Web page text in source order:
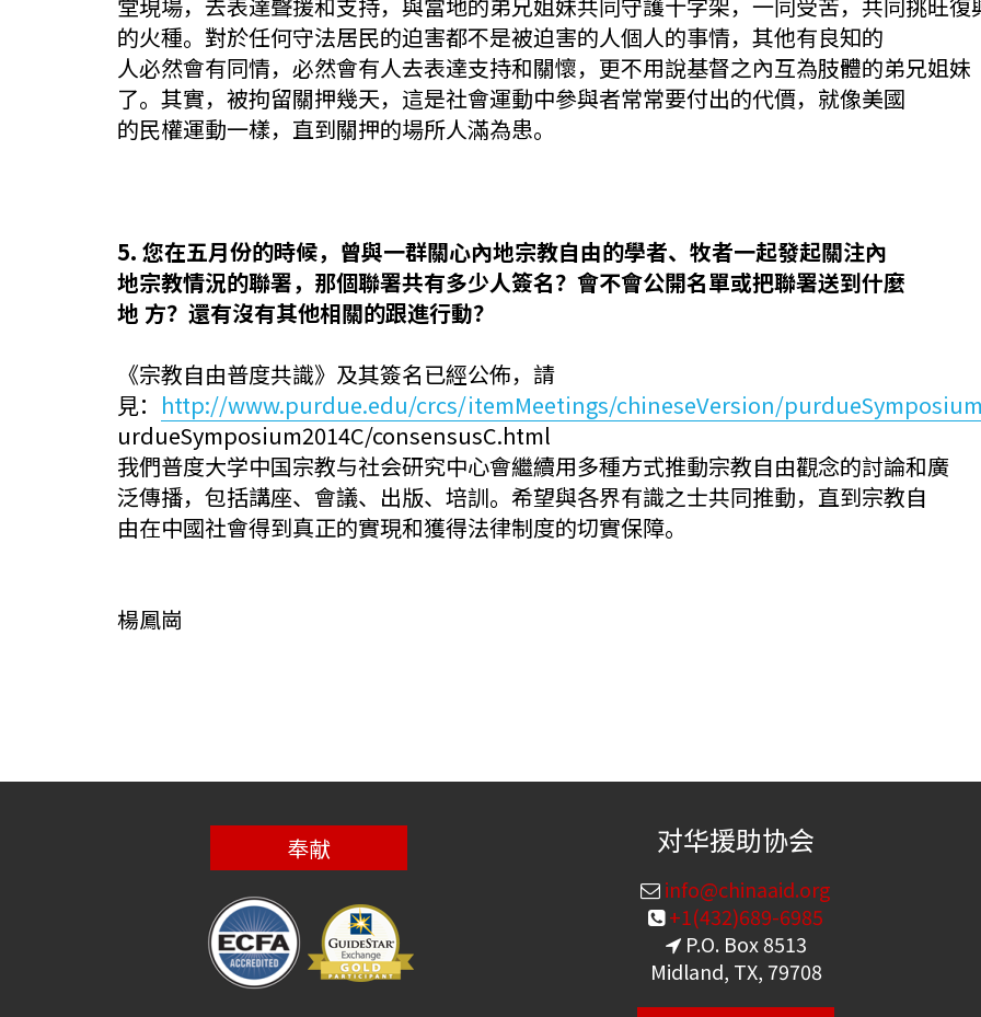
的火種。對於任何守法居民的迫害都不是被迫害的人個人的事情，其他有良知的
人必然會有同情，必然會有人去表達支持和關懷，更不用說基督之內互為肢體的弟兄姐妹
了。其實，被拘留關押幾天，這是社會運動中參與者常常要付出的代價，就像美國
的民權運動一樣，直到關押的場所人滿為患。
5. 您在五月份的時候，曾與一群關心內地宗教自由的學者、牧者一起發起關注內
地宗教情況的聯署，那個聯署共有多少人簽名？會不會公開名單或把聯署送到什麼
地 方？還有沒有其他相關的跟進行動？
《宗教自由普度共識》及其簽名已經公佈，請
見： http://www.purdue.edu/crcs/itemMeetings/chineseVersion/
urdueSymposium2014C/consensusC.html
我們普度大学中国宗教与社会研究中心會繼續用多種方式推動宗教自由觀念的討論和廣
泛傳播，包括講座、會議、出版、培訓。希望與各界有識之士共同推動，直到宗教自
由在中國社會得到真正的實現和獲得法律制度的切實保障。
楊鳳崗
奉献 对华援助协会
info@chinaaid.org
+1(432)689-6985
P.O. Box 8513
Midland, TX, 79708